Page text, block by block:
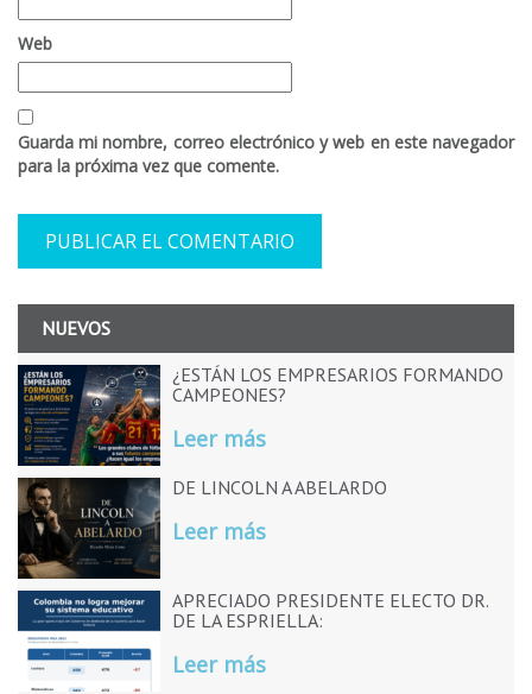
Web
Guarda mi nombre, correo electrónico y web en este navegador
para la próxima vez que comente.
NUEVOS
¿ESTÁN LOS EMPRESARIOS FORMANDO
CAMPEONES?
Leer más
DE LINCOLN A ABELARDO
Leer más
APRECIADO PRESIDENTE ELECTO DR.
DE LA ESPRIELLA:
Leer más